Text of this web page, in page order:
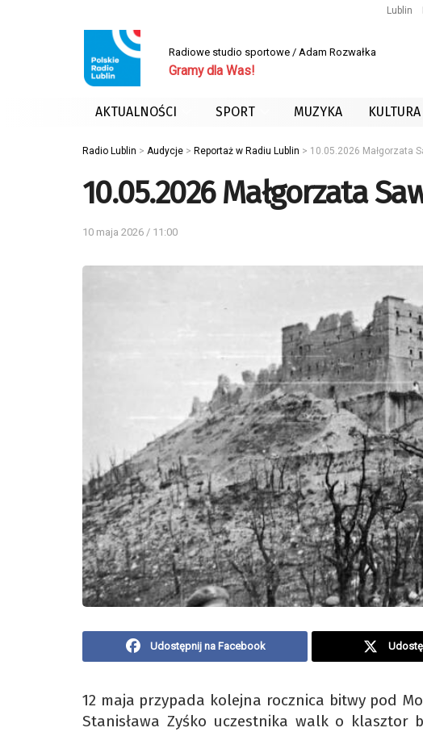
Lublin
Radiowe studio sportowe / Adam Rozwałka
Gramy dla Was!
AKTUALNOŚCI SPORT MUZYKA KULTURA
Radio Lublin > Audycje > Reportaż w Radiu Lublin > 10.05.2026 Małgorzata
10.05.2026 Małgorzata
10 maja 2026 / 11:00
Udostępnij na Facebook
12 maja przypada kolejna rocznica bitwy pod
Stanisława Zyśko uczestnika walk o klasztor